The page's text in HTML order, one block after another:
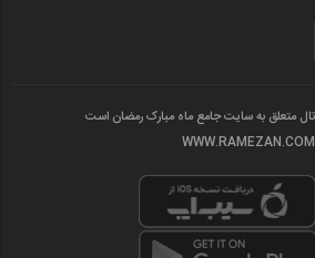
متعلق به سایت جامع ماه مبارک رمضان است
WWW.RAMEZAN.COM